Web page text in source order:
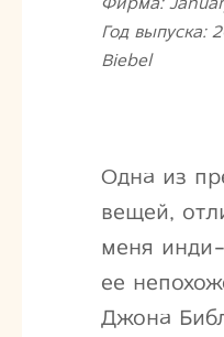
Год выпуска:
Biebel
Одна из
вещей,
меня
ее
Джона